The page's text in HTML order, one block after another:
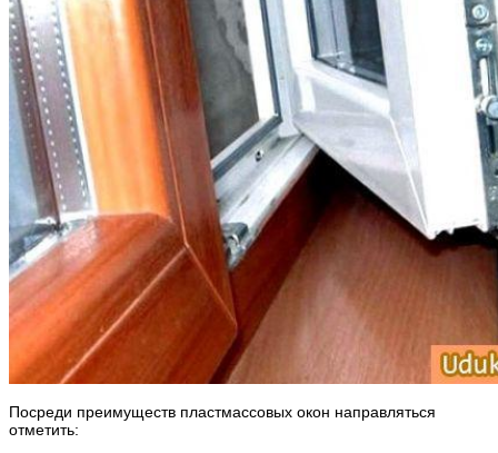
Посреди преимуществ пластмассовых окон направляться
отметить: